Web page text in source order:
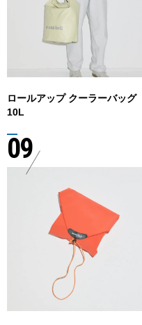
ロールアップ クーラーバッグ
10L
09